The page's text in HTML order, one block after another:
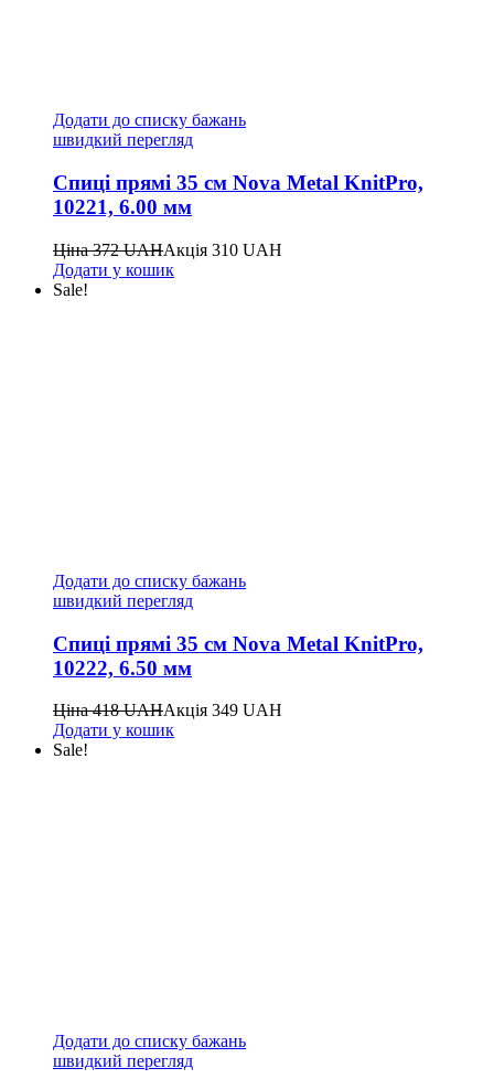
Додати до списку бажань
швидкий перегляд
Спиці прямі 35 см Nova Metal KnitPro,
10221, 6.00 мм
Ціна372UAHАкція 310 UAH
Додати у кошик
Sale!
Додати до списку бажань
швидкий перегляд
Спиці прямі 35 см Nova Metal KnitPro,
10222, 6.50 мм
Ціна418UAHАкція 349 UAH
Додати у кошик
Sale!
Додати до списку бажань
швидкий перегляд